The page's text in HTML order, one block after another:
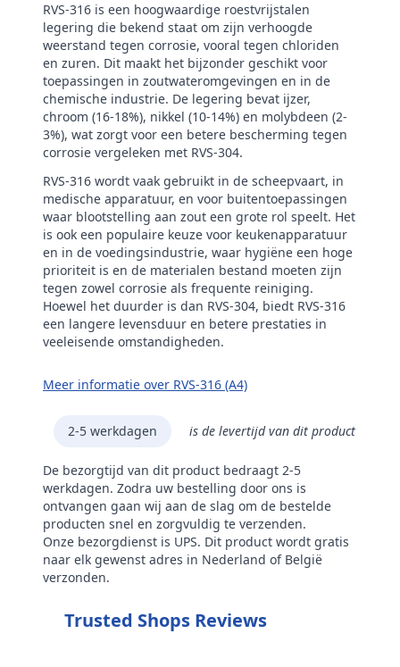
RVS-316 is een hoogwaardige roestvrijstalen
legering die bekend staat om zijn verhoogde
weerstand tegen corrosie, vooral tegen chloriden
en zuren. Dit maakt het bijzonder geschikt voor
toepassingen in zoutwateromgevingen en in de
chemische industrie. De legering bevat ijzer,
chroom (16-18%), nikkel (10-14%) en molybdeen (2-
3%), wat zorgt voor een betere bescherming tegen
corrosie vergeleken met RVS-304.
RVS-316 wordt vaak gebruikt in de scheepvaart, in
medische apparatuur, en voor buitentoepassingen
waar blootstelling aan zout een grote rol speelt. Het
is ook een populaire keuze voor keukenapparatuur
en in de voedingsindustrie, waar hygiëne een hoge
prioriteit is en de materialen bestand moeten zijn
tegen zowel corrosie als frequente reiniging.
Hoewel het duurder is dan RVS-304, biedt RVS-316
een langere levensduur en betere prestaties in
veeleisende omstandigheden.
Meer informatie over RVS-316 (A4)
2-5 werkdagen is de levertijd van dit product
De bezorgtijd van dit product bedraagt 2-5
werkdagen. Zodra uw bestelling door ons is
ontvangen gaan wij aan de slag om de bestelde
producten snel en zorgvuldig te verzenden.
Onze bezorgdienst is UPS. Dit product wordt gratis
naar elk gewenst adres in Nederland of België
verzonden.
Trusted Shops Reviews